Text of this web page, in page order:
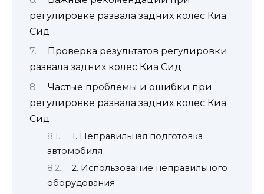
регулировке развала задних колес Киа
Сид
Проверка результатов регулировки
развала задних колес Киа Сид
Частые проблемы и ошибки при
регулировке развала задних колес Киа
Сид
1. Неправильная подготовка
автомобиля
2. Использование неправильного
оборудования